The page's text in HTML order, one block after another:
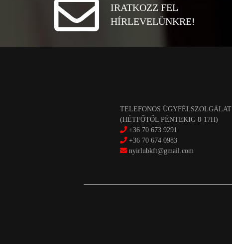
IRATKOZZ FEL
HÍRLEVELÜNKRE!
TELEFONOS ÜGYFÉLSZOLGÁLAT
(HÉTFŐTŐL PÉNTEKIG 8-17H)
+36 70 673 9291
+36 70 674 0983
nyirlubkft@gmail.com